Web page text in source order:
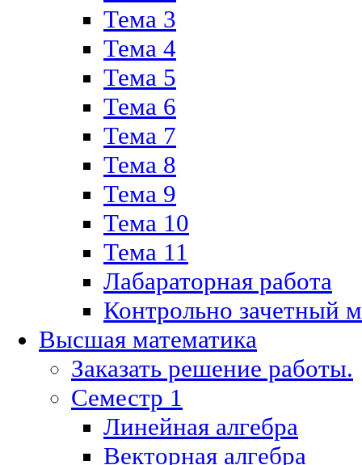
Тема 3
Тема 4
Тема 5
Тема 6
Тема 7
Тема 8
Тема 9
Тема 10
Тема 11
Лабараторная работа
Контрольно зачетный
Высшая математика
Заказать решение работы.
Семестр 1
Линейная алгебра
Векторная алгебра